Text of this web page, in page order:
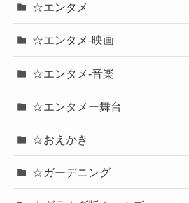
☆エンタメ
☆エンタメ-映画
☆エンタメ-音楽
☆エンタメー舞台
☆おえかき
☆ガーデニング